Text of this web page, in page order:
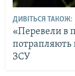
ДИВІТЬСЯ ТАКОЖ:
«Перевели в
потрапляють
ЗСУ